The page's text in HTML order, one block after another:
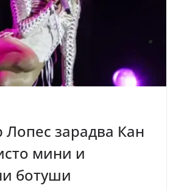
зарадва Кан
мини и
ботуши